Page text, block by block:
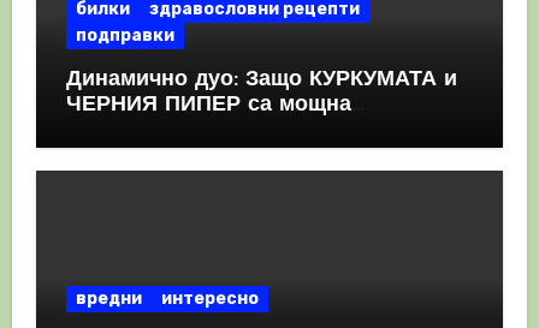
билки
здравословни рецепти
подправки
Динамично дуо: Защо КУРКУМАТА и
ЧЕРНИЯ ПИПЕР са мощна
вредни интересно